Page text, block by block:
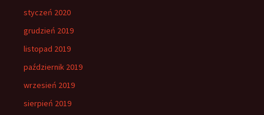
styczeń 2020
grudzień 2019
listopad 2019
październik 2019
wrzesień 2019
sierpień 2019